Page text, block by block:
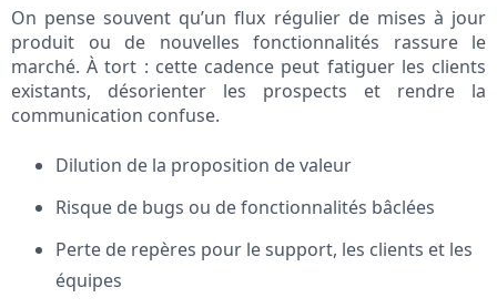
On pense souvent qu’un flux régulier de mises à jour
produit ou de nouvelles fonctionnalités rassure le
marché. À tort : cette cadence peut fatiguer les clients
existants, désorienter les prospects et rendre la
communication confuse.
Dilution de la proposition de valeur
Risque de bugs ou de fonctionnalités bâclées
Perte de repères pour le support, les clients et les
équipes